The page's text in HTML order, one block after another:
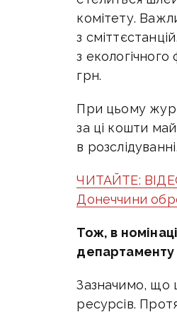
комітету.
з
з
грн.
При цьому
за ці кошти
в
ЧИТАЙТЕ:
Донеччини
Тож, в
департаменту
Зазначимо, що
ресурсів.